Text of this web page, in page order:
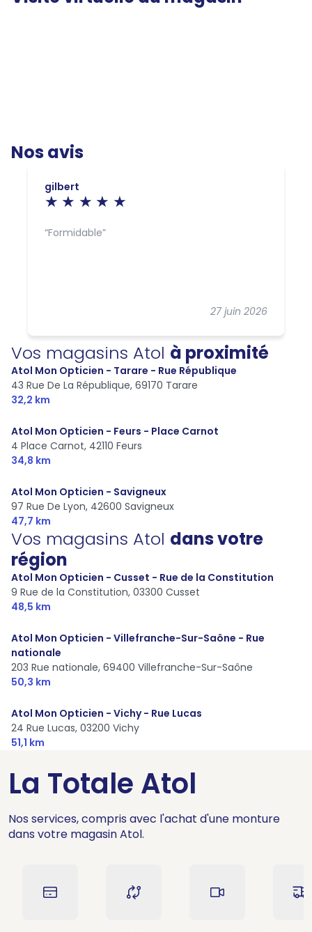
Nos avis
gilbert
27 juin 2026
Formidable
Vos magasins Atol à proximité
Atol Mon Opticien - Tarare - Rue République
43 Rue De La République, 69170 Tarare
32,2 km
Atol Mon Opticien - Feurs - Place Carnot
4 Place Carnot, 42110 Feurs
34,8 km
Atol Mon Opticien - Savigneux
97 Rue De Lyon, 42600 Savigneux
47,7 km
Vos magasins Atol dans votre
région
Atol Mon Opticien - Cusset - Rue de la Constitution
9 Rue de la Constitution, 03300 Cusset
48,5 km
Atol Mon Opticien - Villefranche-Sur-Saône - Rue
nationale
203 Rue nationale, 69400 Villefranche-Sur-Saône
50,3 km
Atol Mon Opticien - Vichy - Rue Lucas
24 Rue Lucas, 03200 Vichy
51,1 km
La Totale Atol
Nos services, compris avec l'achat d'une monture
dans votre magasin Atol.